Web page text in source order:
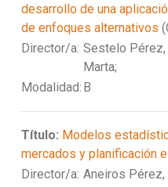
desarrollo de una
de enfoques alternativos
Director/a: Sestelo Pérez,
Marta;
Modalidad: B
Título: Modelos
mercados y planificación
Director/a: Aneiros Pérez,